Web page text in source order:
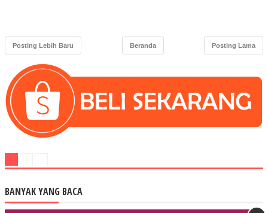
Posting Lebih Baru Posting Lama
Beranda
BANYAK YANG BACA